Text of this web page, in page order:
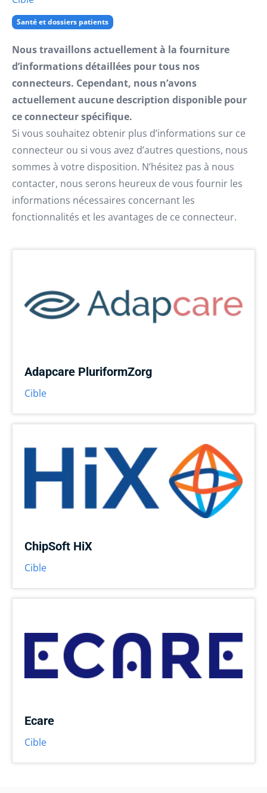
Santé et dossiers patients
Nous travaillons actuellement à la fourniture
d’informations détaillées pour tous nos
connecteurs. Cependant, nous n’avons
actuellement aucune description disponible pour
ce connecteur spécifique.
Si vous souhaitez obtenir plus d’informations sur ce
connecteur ou si vous avez d’autres questions, nous
sommes à votre disposition. N’hésitez pas à nous
contacter, nous serons heureux de vous fournir les
informations nécessaires concernant les
fonctionnalités et les avantages de ce connecteur.
Adapcare PluriformZorg
Cible
ChipSoft HiX
Cible
Ecare
Cible